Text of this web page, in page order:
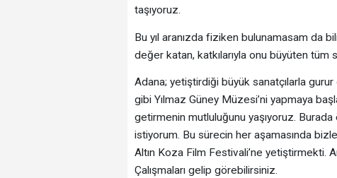
taşıyoruz.
Bu yıl aranızda fiziken bulunamasam da
değer katan, katkılarıyla onu büyüten tüm
Adana; yetiştirdiği büyük sanatçılarla
gibi Yılmaz Güney Müzesi’ni yapmaya
getirmenin mutluluğunu yaşıyoruz.
istiyorum. Bu sürecin her aşamasında
Altın Koza Film Festivali’ne yetiştirmekti.
Çalışmaları gelip görebilirsiniz.